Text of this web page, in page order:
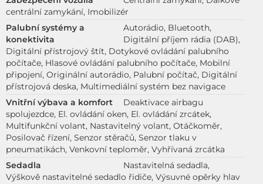
centrální zamykání, Imobilizér
Palubní systémy a
konektivita
Autorádio, Bluetooth,
Digitální příjem rádia (DAB),
Digitální přístrojový štít, Dotykové ovládání palubního
počítače, Hlasové ovládání palubního počítače, Mobilní
připojení, Originální autorádio, Palubní počítač, Digitální
přístrojová deska, Multimediální systém bez navigace
Vnitřní výbava a komfort
Deaktivace airbagu
spolujezdce, El. ovládání oken, El. ovládání zrcátek,
Multifunkční volant, Nastavitelný volant, Otáčkoměr,
Posilovač řízení, Senzor stěračů, Senzor tlaku v
pneumatikách, Venkovní teploměr, Vyhřívaná zrcátka
Sedadla
Nastavitelná sedadla,
Výškově nastavitelné sedadlo řidiče, Výsuvné opěrky hlav